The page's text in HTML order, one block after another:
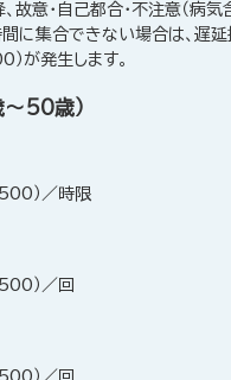
・自己都合・不注意（病気
に集合できない場合は、遅延
が発生します。
50歳）
）／時限
）／回